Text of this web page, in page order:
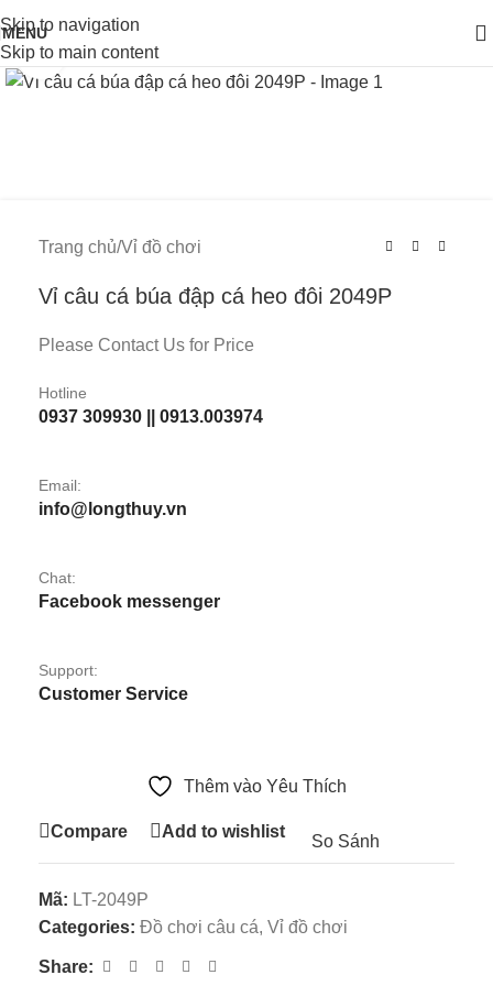
Skip to navigation
Skip to main content
MENU
Click to enlarge
Trang chủ/Vỉ đồ chơi
Vỉ câu cá búa đập cá heo đôi 2049P
Please Contact Us for Price
Hotline
0937 309930 || 0913.003974
Email:
info@longthuy.vn
Chat:
Facebook messenger
Support:
Customer Service
Thêm vào Yêu Thích
Compare Add to wishlist
So Sánh
Mã: LT-2049P
Categories: Đồ chơi câu cá, Vỉ đồ chơi
Share: